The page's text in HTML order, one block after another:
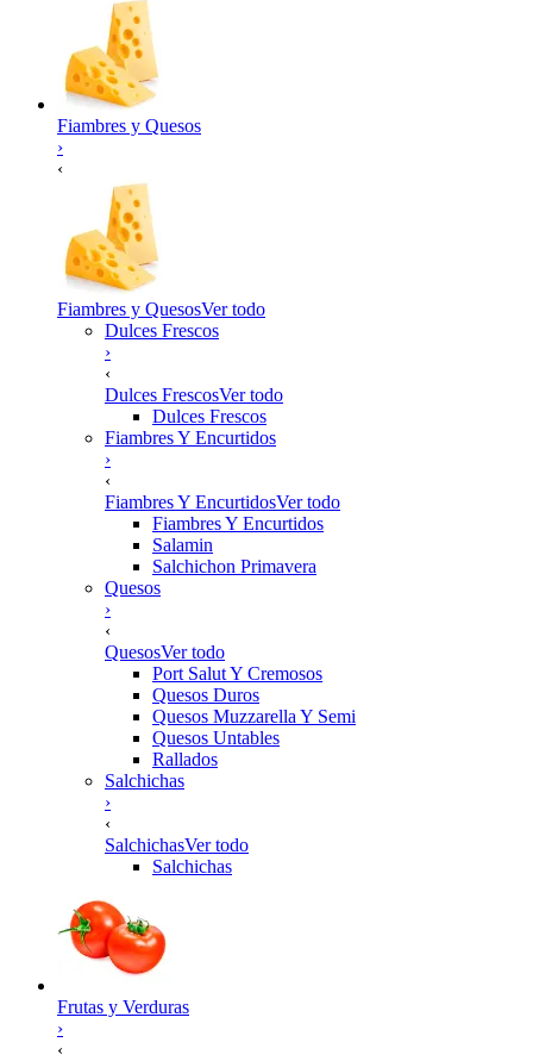
Fiambres y Quesos
›
‹
Fiambres y QuesosVer todo
Dulces Frescos
›
‹
Dulces FrescosVer todo
Dulces Frescos
Fiambres Y Encurtidos
›
‹
Fiambres Y EncurtidosVer todo
Fiambres Y Encurtidos
Salamin
Salchichon Primavera
Quesos
›
‹
QuesosVer todo
Port Salut Y Cremosos
Quesos Duros
Quesos Muzzarella Y Semi
Quesos Untables
Rallados
Salchichas
›
‹
SalchichasVer todo
Salchichas
Frutas y Verduras
›
‹